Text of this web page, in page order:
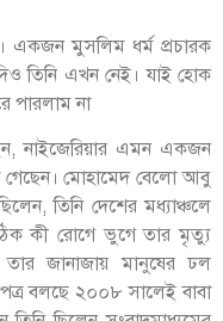
একজন মুসলিম ধর্ম প্রচারক
তিনি এখন নেই। যাই হোক
পারলাম না
নাইজেরিয়ার এমন একজন
গেছেন। মোহামেদ বেলো আবু
তিনি দেশের মধ্যাঞ্চলে
ঠিক কী রোগে ভুগে তার মৃত্যু
তার জানাজায় মানুষের ঢল
বলছে ২০০৮ সালেই বাবা